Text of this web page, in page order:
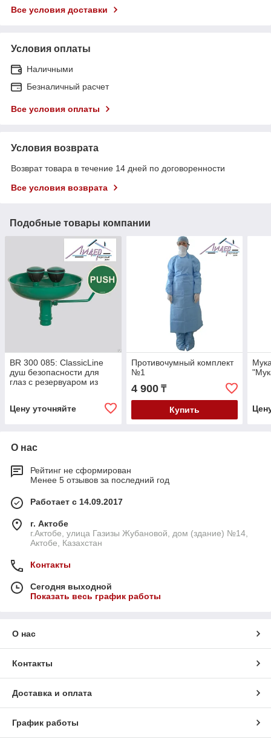
Все условия доставки
Условия оплаты
Наличными
Безналичный расчет
Все условия оплаты
Условия возврата
Возврат товара в течение 14 дней по договоренности
Все условия возврата
Подобные товары компании
BR 300 085: ClassicLine
душ безопасности для
глаз с резервуаром из
Цену уточняйте
Противочумный комплект
№1
4 900₸
Купить
О нас
Рейтинг не сформирован
Менее 5 отзывов за последний год
Работает с 14.09.2017
г. Актобе
г.Актобе, улица Газизы Жубановой, дом (здание) №14,
Актобе, Казахстан
Контакты
Сегодня выходной
Показать весь график работы
О нас
Контакты
Доставка и оплата
График работы